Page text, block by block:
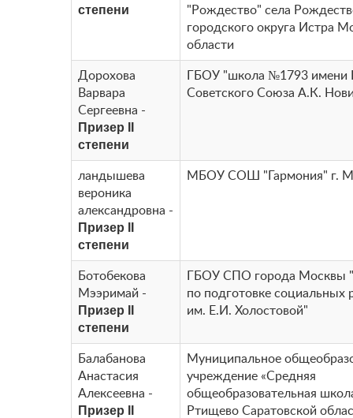
степени
"Рождество" села
городского округа Истра
области
Дорохова
Варвара
Сергеевна -
Призер II
степени
ГБОУ "школа №1793 имени
Советского Союза А.К.
ландышева
вероника
александровна -
Призер II
степени
МБОУ СОШ "Гармония" г.
Ботобекова
Мээримай -
Призер II
степени
ГБОУ СПО города Москвы
по подготовке социальных
им. Е.И. Холостовой"
Балабанова
Анастасия
Алексеевна -
Призер II
Муниципальное
учреждение «Средняя
общеобразовательная
Ртищево Саратовской